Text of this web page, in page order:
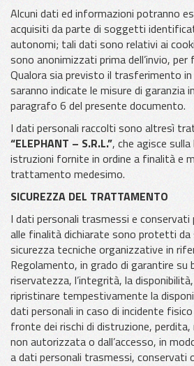
Alcuni dati ed informazioni potranno
acquisiti da parte di soggetti
autonomi; tali dati sono relativi ai
sono anonimizzati prima dell’invio,
Qualora sia previsto il trasferimento in
saranno indicate le misure di garanzia
paragrafo 6 del presente documento.
I dati personali raccolti sono altresì
“ELEPHANT – S.R.L.”, che agisce
istruzioni fornite in ordine a finalità e
trattamento medesimo.
SICUREZZA DEL TRATTAMENTO
I dati personali trasmessi e conservati
alle finalità dichiarate sono protetti da
sicurezza tecniche organizzative in
Regolamento, in grado di garantire su
riservatezza, l’integrità, la
ripristinare tempestivamente la
dati personali in caso di incidente
fronte dei rischi di distruzione,
non autorizzata o dall’accesso, in
a dati personali trasmessi, conservati